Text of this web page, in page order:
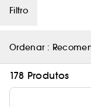
Filtro
Ordenar :
178 Produtos